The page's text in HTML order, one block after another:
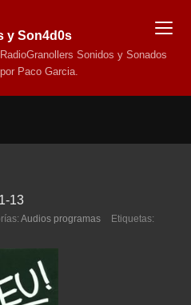
y Son4d0s
Sonidos y Sonados
Paco Garcia.
13
Audios programas
Etiquetas: